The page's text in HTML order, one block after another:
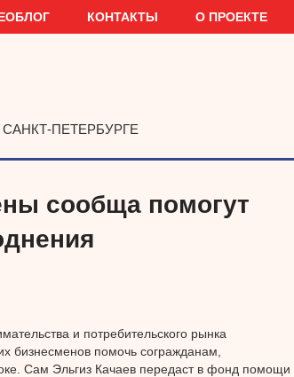
КОНТАКТЫ О ПРОЕКТЕ
ПЕТЕРБУРГЕ
сообща помогут
и потребительского рынка
бизнесменов помочь согражданам,
Сам Эльгиз Качаев передаст в фонд помощи